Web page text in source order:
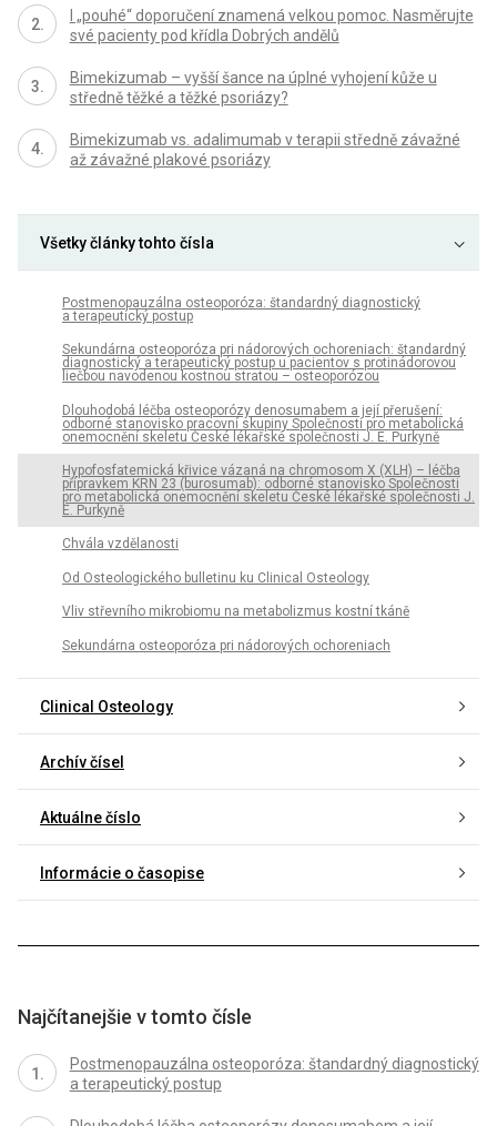
I „pouhé“ doporučení znamená velkou pomoc. Nasměrujte
své pacienty pod křídla Dobrých andělů
Bimekizumab – vyšší šance na úplné vyhojení kůže u
středně těžké a těžké psoriázy?
Bimekizumab vs. adalimumab v terapii středně závažné
až závažné plakové psoriázy
Všetky články tohto čísla
Postmenopauzálna osteoporóza: štandardný diagnostický
a terapeutický postup
Sekundárna osteoporóza pri nádorových ochoreniach: štandardný
diagnostický a terapeutický postup u pacientov s protinádorovou
liečbou navodenou kostnou stratou – osteoporózou
Dlouhodobá léčba osteoporózy denosumabem a její přerušení:
odborné stanovisko pracovní skupiny Společnosti pro metabolická
onemocnění skeletu České lékařské společnosti J. E. Purkyně
Hypofosfatemická křivice vázaná na chromosom X (XLH) – léčba
přípravkem KRN 23 (burosumab): odborné stanovisko Společnosti
pro metabolická onemocnění skeletu České lékařské společnosti J.
E. Purkyně
Chvála vzdělanosti
Od Osteologického bulletinu ku Clinical Osteology
Vliv střevního mikrobiomu na metabolizmus kostní tkáně
Sekundárna osteoporóza pri nádorových ochoreniach
Clinical Osteology
Archív čísel
Aktuálne číslo
Informácie o časopise
Najčítanejšie v tomto čísle
Postmenopauzálna osteoporóza: štandardný diagnostický
a terapeutický postup